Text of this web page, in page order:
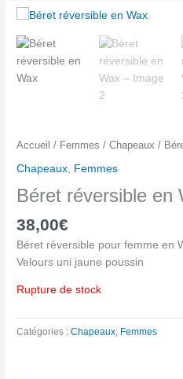
Accueil / Femmes /Chapeaux /
Chapeaux, Femmes
Béret réversible en
38,00€
Béret réversible pour femme en
Velours uni jaune poussin
Rupture de stock
Catégories :Chapeaux, Femmes